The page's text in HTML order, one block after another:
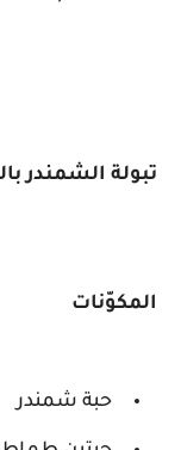
تبولة الشمندر
المكوّنات
حبة شمندر